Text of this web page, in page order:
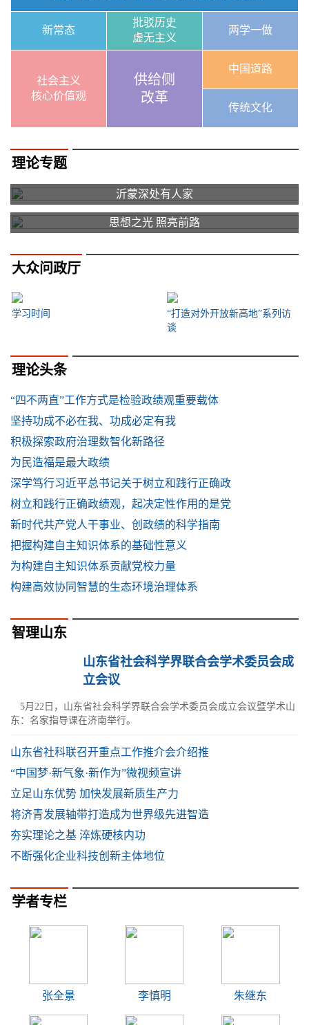
新常态
批驳历史
虚无主义
两学一做
社会主义
核心价值观
供给侧
改革
中国道路
传统文化
理论专题
沂蒙深处有人家
思想之光 照亮前路
大众问政厅
学习时间
“打造对外开放新高地”系列访
谈
理论头条
“四不两直”工作方式是检验政绩观重要载体
坚持功成不必在我、功成必定有我
积极探索政府治理数智化新路径
为民造福是最大政绩
深学笃行习近平总书记关于树立和践行正确政
树立和践行正确政绩观，起决定性作用的是党
新时代共产党人干事业、创政绩的科学指南
把握构建自主知识体系的基础性意义
为构建自主知识体系贡献党校力量
构建高效协同智慧的生态环境治理体系
智理山东
山东省社会科学界联合会学术委员会成
立会议
5月22日，山东省社会科学界联合会学术委员会成立会议暨学术山
东：名家指导课在济南举行。
山东省社科联召开重点工作推介会介绍推
“中国梦·新气象·新作为”微视频宣讲
立足山东优势 加快发展新质生产力
将济青发展轴带打造成为世界级先进智造
夯实理论之基 淬炼硬核内功
不断强化企业科技创新主体地位
学者专栏
张全景 李慎明 朱继东